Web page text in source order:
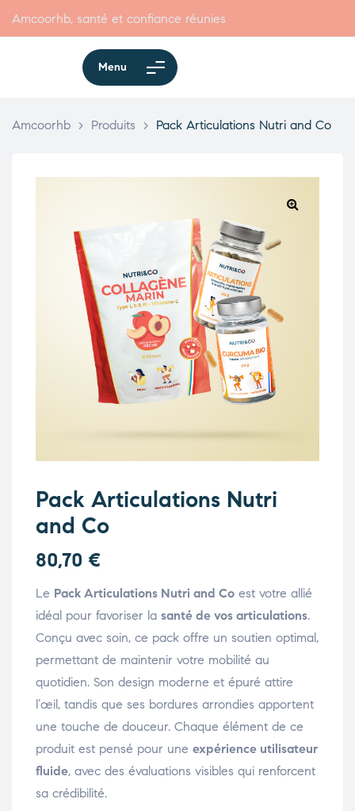
Amcoorhb, santé et confiance réunies
Menu
Amcoorhb > Produits > Pack Articulations Nutri and Co
Pack Articulations Nutri
and Co
80,70 €
Le Pack Articulations Nutri and Co est votre allié
idéal pour favoriser la santé de vos articulations.
Conçu avec soin, ce pack offre un soutien optimal,
permettant de maintenir votre mobilité au
quotidien. Son design moderne et épuré attire
l’œil, tandis que ses bordures arrondies apportent
une touche de douceur. Chaque élément de ce
produit est pensé pour une expérience utilisateur
fluide, avec des évaluations visibles qui renforcent
sa crédibilité.